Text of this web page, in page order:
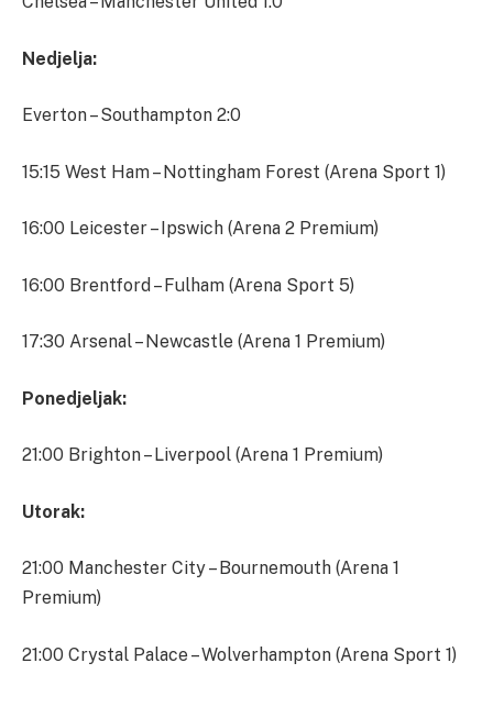
Nedjelja:
Everton – Southampton 2:0
15:15 West Ham – Nottingham Forest (Arena Sport 1)
16:00 Leicester – Ipswich (Arena 2 Premium)
16:00 Brentford – Fulham (Arena Sport 5)
17:30 Arsenal – Newcastle (Arena 1 Premium)
Ponedjeljak:
21:00 Brighton – Liverpool (Arena 1 Premium)
Utorak:
21:00 Manchester City – Bournemouth (Arena 1
Premium)
21:00 Crystal Palace – Wolverhampton (Arena Sport 1)